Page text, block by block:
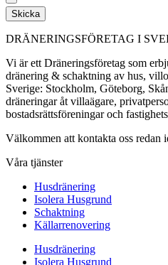
Skicka
DRÄNERINGSFÖRETAG I
Vi är ett Dräneringsföretag som
dränering & schaktning av hus,
Sverige: Stockholm, Göteborg,
dräneringar åt villaägare,
bostadsrättsföreningar och
Välkommen att kontakta oss redan
Våra tjänster
Husdränering
Isolera Husgrund
Schaktning
Källarrenovering
Husdränering
Isolera Husgrund